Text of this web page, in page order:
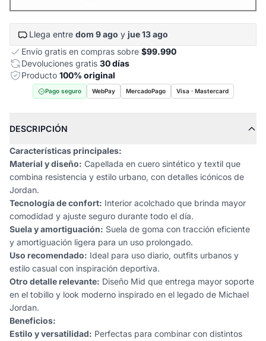
Llega entre dom 9 ago y jue 13 ago
Envío gratis en compras sobre $99.990
Devoluciones gratis 30 días
Producto 100% original
Pago seguro WebPay MercadoPago Visa · Mastercard
DESCRIPCIÓN
Características principales:
Material y diseño: Capellada en cuero sintético y textil que
combina resistencia y estilo urbano, con detalles icónicos de
Jordan.
Tecnología de confort: Interior acolchado que brinda mayor
comodidad y ajuste seguro durante todo el día.
Suela y amortiguación: Suela de goma con tracción eficiente
y amortiguación ligera para un uso prolongado.
Uso recomendado: Ideal para uso diario, outfits urbanos y
estilo casual con inspiración deportiva.
Otro detalle relevante: Diseño Mid que entrega mayor soporte
en el tobillo y look moderno inspirado en el legado de Michael
Jordan.
Beneficios:
Estilo y versatilidad: Perfectas para combinar con distintos